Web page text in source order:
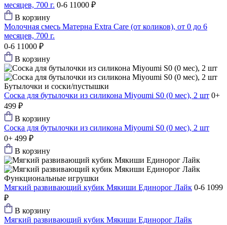
месяцев, 700 г. 0-6 11000 ₽
В корзину
Молочная смесь Матерна Extra Care (от коликов), от 0 до 6
месяцев, 700 г.
0-6 11000 ₽
В корзину
Бутылочки и соски/пустышки
Соска для бутылочки из силикона Мiyoumi S0 (0 мес), 2 шт 0+
499 ₽
В корзину
Соска для бутылочки из силикона Мiyoumi S0 (0 мес), 2 шт
0+ 499 ₽
В корзину
Функциональные игрушки
Мягкий развивающий кубик Мякиши Единорог Лайк 0-6 1099
₽
В корзину
Мягкий развивающий кубик Мякиши Единорог Лайк